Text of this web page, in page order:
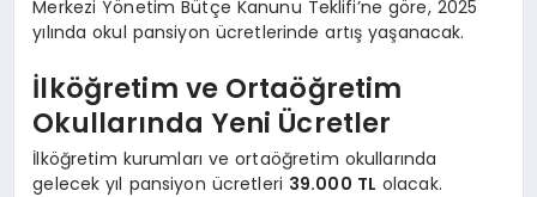
Merkezi Yönetim Bütçe Kanunu Teklifi’ne göre, 2025
yılında okul pansiyon ücretlerinde artış yaşanacak.
İlköğretim ve Ortaöğretim
Okullarında Yeni Ücretler
İlköğretim kurumları ve ortaöğretim okullarında
gelecek yıl pansiyon ücretleri 39.000 TL olacak.